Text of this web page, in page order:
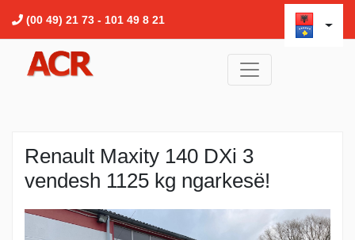
(00 49) 21 73 - 101 49 8 21
Renault Maxity 140 DXi 3
vendesh 1125 kg ngarkesë!